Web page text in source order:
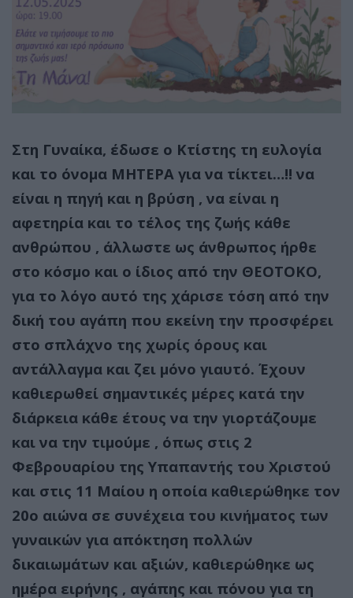
Στη Γυναίκα, έδωσε ο Κτίστης τη ευλογία
και το όνομα ΜΗΤΕΡΑ για να τίκτει…!! να
είναι η πηγή και η βρύση , να είναι η
αφετηρία και το τέλος της ζωής κάθε
ανθρώπου , άλλωστε ως άνθρωπος ήρθε
στο κόσμο και ο ίδιος από την ΘΕΟΤΟΚΟ,
για το λόγο αυτό της χάρισε τόση από την
δική του αγάπη που εκείνη την προσφέρει
στο σπλάχνο της χωρίς όρους και
αντάλλαγμα και ζει μόνο γιαυτό. Έχουν
καθιερωθεί σημαντικές μέρες κατά την
διάρκεια κάθε έτους να την γιορτάζουμε
και να την τιμούμε , όπως στις 2
Φεβρουαρίου της Υπαπαντής του Χριστού
και στις 11 Μαίου η οποία καθιερώθηκε τον
20ο αιώνα σε συνέχεια του κινήματος των
γυναικών για απόκτηση πολλών
δικαιωμάτων και αξιών, καθιερώθηκε ως
ημέρα ειρήνης , αγάπης και πόνου για τη